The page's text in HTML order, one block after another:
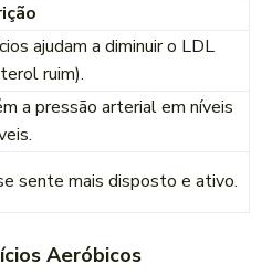
ajudam a diminuir o LDL
ruim).
a pressão arterial em níveis
sente mais disposto e ativo.
Aeróbicos